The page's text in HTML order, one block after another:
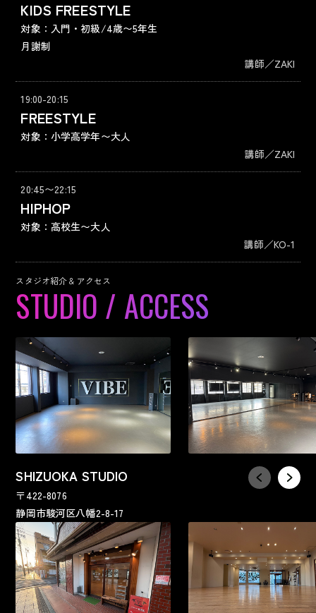
KIDS FREESTYLE
対象：入門・初級/4歳〜5年生
月謝制
講師／ZAKI
19:00-20:15
FREESTYLE
対象：小学高学年〜大人
講師／ZAKI
20:45〜22:15
HIPHOP
対象：高校生〜大人
講師／KO-1
スタジオ紹介 & アクセス
SHIZUOKA STUDIO
〒422-8076
静岡市駿河区八幡2-8-17